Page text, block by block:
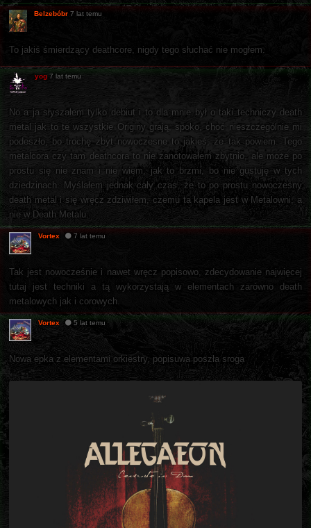
Belzebóbr 7 lat temu
To jakiś śmierdzący deathcore, nigdy tego słuchać nie mogłem.
yog 7 lat temu
No a ja słyszałem tylko debiut i to dla mnie był o taki techniczy death
metal jak to te wszystkie Originy grają, spoko, choć nieszczególnie mi
podeszło, bo trochę zbyt nowoczesne to jakieś, że tak powiem. Tego
metalcora czy tam deathcora to nie zanotowałem zbytnio, ale może po
prostu się nie znam i nie wiem, jak to brzmi, bo nie gustuję w tych
dziedzinach. Myślałem jednak cały czas, że to po prostu nowoczesny
death metal i się wręcz zdziwiłem, czemu ta kapela jest w Metalowni, a
nie w Death Metalu.
Vortex 7 lat temu
Tak jest nowocześnie i nawet wręcz popisowo, zdecydowanie najwięcej
tutaj jest techniki a tą wykorzystają w elementach zarówno death
metalowych jak i corowych.
Vortex 5 lat temu
Nowa epka z elementami orkiestry, popisuwa poszła sroga